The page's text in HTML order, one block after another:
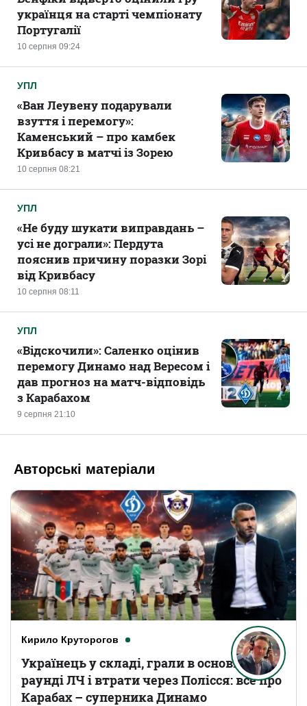
10 серпня 09:24
українця на старті чемпіонату
Португалії
УПЛ
10 серпня 08:21
«Ван Леувену подарували
взуття і перемогу»:
Каменський – про камбек
Кривбасу в матчі із Зорею
УПЛ
10 серпня 08:11
«Не буду шукати виправдань –
усі не дограли»: Пердута
пояснив причину поразки Зорі
від Кривбасу
УПЛ
9 серпня 21:10
«Відскочили»: Саленко оцінив
перемогу Динамо над Вересом і
дав прогноз на матч-відповідь
з Карабахом
Авторські матеріали
Кирило Круторогов
Українець у складі, грали в основному
раунді ЛЧ і втрати через Полісся: все про
Карабах – суперника Динамо